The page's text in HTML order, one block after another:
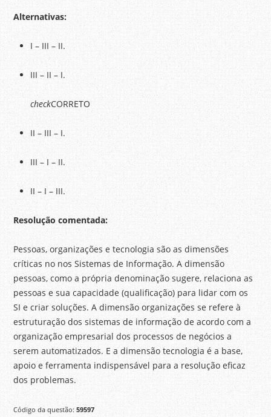
Alternativas:
I – III – II.
III – II – I.
checkCORRETO
II – III – I.
III – I – II.
II – I – III.
Resolução comentada:
Pessoas, organizações e tecnologia são as dimensões
críticas no nos Sistemas de Informação. A dimensão
pessoas, como a própria denominação sugere, relaciona as
pessoas e sua capacidade (qualificação) para lidar com os
SI e criar soluções. A dimensão organizações se refere à
estruturação dos sistemas de informação de acordo com a
organização empresarial dos processos de negócios a
serem automatizados. E a dimensão tecnologia é a base,
apoio e ferramenta indispensável para a resolução eficaz
dos problemas.
Código da questão:59597